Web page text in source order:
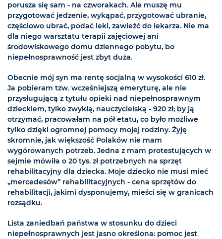
porusza się sam - na czworakach. Ale muszę mu
przygotować jedzenie, wykąpać, przygotować ubranie,
częściowo ubrać, podać leki, zawieźć do lekarza. Nie ma
dla niego warsztatu terapii zajęciowej ani
środowiskowego domu dziennego pobytu, bo
niepełnosprawność jest zbyt duża.
Obecnie mój syn ma rentę socjalną w wysokości 610 zł.
Ja pobieram tzw. wcześniejszą emeryturę, ale nie
przysługującą z tytułu opieki nad niepełnosprawnym
dzieckiem, tylko zwykłą, nauczycielską - 920 zł; by ją
otrzymać, pracowałam na pół etatu, co było możliwe
tylko dzięki ogromnej pomocy mojej rodziny. Żyję
skromnie, jak większość Polaków nie mam
wygórowanych potrzeb. Jedna z mam protestujących w
sejmie mówiła o 20 tys. zł potrzebnych na sprzęt
rehabilitacyjny dla dziecka. Moje dziecko nie musi mieć
„mercedesów” rehabilitacyjnych - cena sprzętów do
rehabilitacji, jakimi dysponujemy, mieści się w granicach
rozsądku.
Lista zaniedbań państwa w stosunku do dzieci
niepełnosprawnych jest jasno określona: pomoc jest